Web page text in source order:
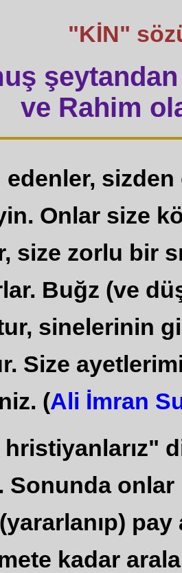
"KİN"
şeytandan
ve Rahim
sizden
Onlar size
size zorlu bir
Buğz (ve
sinelerinin
Size
(Ali İmran
Sonunda
kadar